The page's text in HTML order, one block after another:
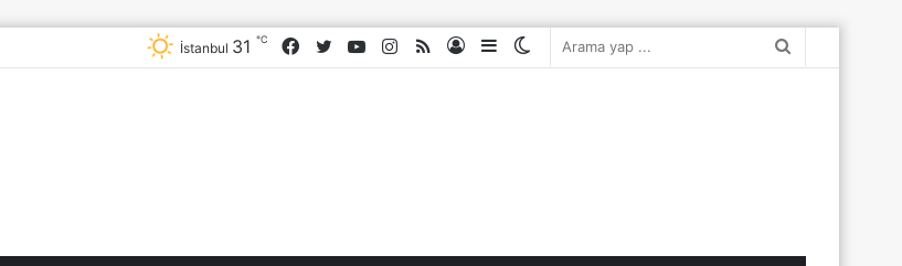
Kenar
Kayıt
RSS
Instagram
YouTube
Twitter
Facebook
İstanbul 31 ℃